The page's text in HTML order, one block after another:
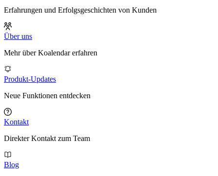
Erfahrungen und Erfolgsgeschichten von Kunden
Über uns
Mehr über Koalendar erfahren
Produkt-Updates
Neue Funktionen entdecken
Kontakt
Direkter Kontakt zum Team
Blog